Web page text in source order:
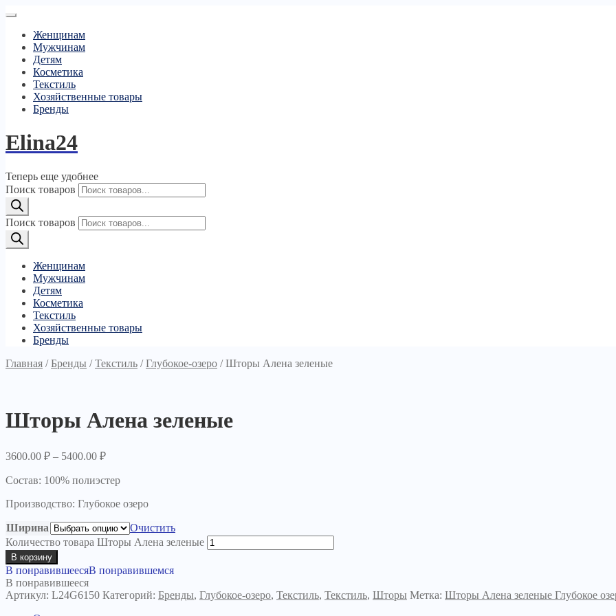
Женщинам
Мужчинам
Детям
Косметика
Текстиль
Хозяйственные товары
Бренды
Elina24
Теперь еще удобнее
Поиск товаров
Поиск товаров
Женщинам
Мужчинам
Детям
Косметика
Текстиль
Хозяйственные товары
Бренды
Главная /Бренды /Текстиль /Глубокое-озеро /Шторы Алена зеленые
Шторы Алена зеленые
3600.00 ₽ – 5400.00 ₽
Состав: 100% полиэстер
Производство: Глубокое озеро
Ширина
Очистить
Количество товара Шторы Алена зеленые
В корзину
В понравившеесяВ понравившемся
В понравившееся
Артикул: L24G6150 Категорий: Бренды, Глубокое-озеро, Текстиль, Текстиль, Шторы Метка: Шторы Алена зеленые Глубокое